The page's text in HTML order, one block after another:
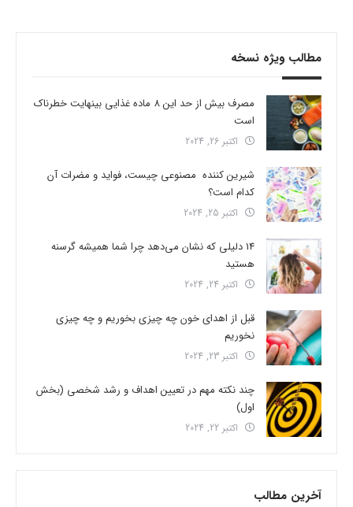
مطالب ویژه نسخه
مصرف بیش از حد این 8 ماده غذایی بینهایت خطرناک
است
اکتبر 26, 2024
شیرین کننده مصنوعی چیست، فواید و مضرات آن
کدام است؟
اکتبر 25, 2024
14 دلیلی که نشان می‌دهد چرا شما همیشه گرسنه
هستید
اکتبر 24, 2024
قبل از اهدای خون چه چیزی بخوریم و چه چیزی
نخوریم
اکتبر 23, 2024
چند نکته مهم در تعیین اهداف و رشد شخصی (بخش
اول)
اکتبر 22, 2024
آخرین مطالب